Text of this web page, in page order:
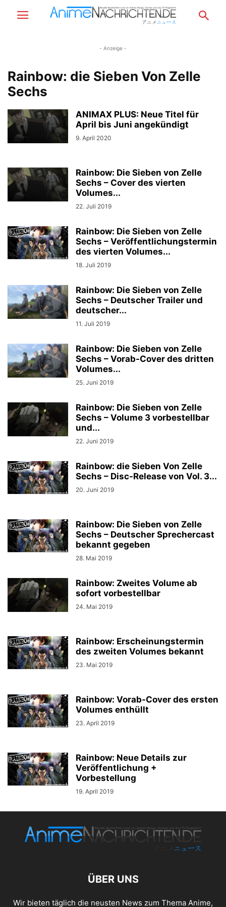
- Anzeige -
Rainbow: die Sieben Von Zelle
Sechs
ANIMAX PLUS: Neue Titel für
April bis Juni angekündigt
9. April 2020
Rainbow: Die Sieben von Zelle
Sechs – Cover des vierten
Volumes...
22. Juli 2019
Rainbow: Die Sieben von Zelle
Sechs – Veröffentlichungstermin
des vierten Volumes...
18. Juli 2019
Rainbow: Die Sieben von Zelle
Sechs – Deutscher Trailer und
deutscher...
11. Juli 2019
Rainbow: Die Sieben von Zelle
Sechs – Vorab-Cover des dritten
Volumes...
25. Juni 2019
Rainbow: Die Sieben von Zelle
Sechs – Volume 3 vorbestellbar
und...
22. Juni 2019
Rainbow: die Sieben Von Zelle
Sechs – Disc-Release von Vol. 3...
20. Juni 2019
Rainbow: Die Sieben von Zelle
Sechs – Deutscher Sprechercast
bekannt gegeben
28. Mai 2019
Rainbow: Zweites Volume ab
sofort vorbestellbar
24. Mai 2019
Rainbow: Erscheinungstermin
des zweiten Volumes bekannt
23. Mai 2019
Rainbow: Vorab-Cover des ersten
Volumes enthüllt
23. April 2019
Rainbow: Neue Details zur
Veröffentlichung +
Vorbestellung
19. April 2019
ÜBER UNS
Wir bieten täglich die neusten News zum Thema Anime,